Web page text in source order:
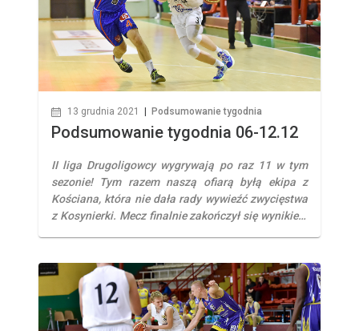
13 grudnia 2021 Podsumowanie tygodnia
Podsumowanie tygodnia 06-12.12
II liga Drugoligowcy wygrywają po raz 11 w tym
sezonie! Tym razem naszą ofiarą byłą ekipa z
Kościana, która nie dała rady wywieźć zwycięstwa
z Kosynierki. Mecz finalnie zakończył się wynikiem
przechwyty, 3 bloki ) III liga W meczu 10 kolejki […]